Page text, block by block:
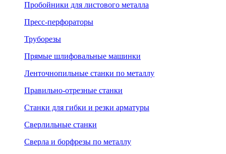
Пробойники для листового металла
Пресс-перфораторы
Труборезы
Прямые шлифовальные машинки
Ленточнопильные станки по металлу
Правильно-отрезные станки
Станки для гибки и резки арматуры
Сверлильные станки
Сверла и борфрезы по металлу